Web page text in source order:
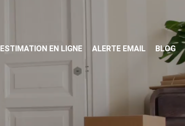
ESTIMATION EN LIGNE ALERTE EMAIL BLOG